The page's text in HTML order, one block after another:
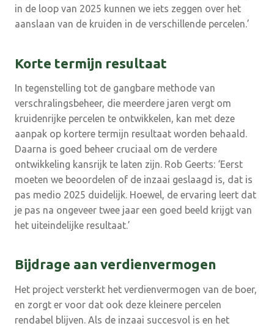
in de loop van 2025 kunnen we iets zeggen over het
aanslaan van de kruiden in de verschillende percelen.’
Korte termijn resultaat
In tegenstelling tot de gangbare methode van
verschralingsbeheer, die meerdere jaren vergt om
kruidenrijke percelen te ontwikkelen, kan met deze
aanpak op kortere termijn resultaat worden behaald.
Daarna is goed beheer cruciaal om de verdere
ontwikkeling kansrijk te laten zijn. Rob Geerts: ‘Eerst
moeten we beoordelen of de inzaai geslaagd is, dat is
pas medio 2025 duidelijk. Hoewel, de ervaring leert dat
je pas na ongeveer twee jaar een goed beeld krijgt van
het uiteindelijke resultaat.’
Bijdrage aan verdienvermogen
Het project versterkt het verdienvermogen van de boer,
en zorgt er voor dat ook deze kleinere percelen
rendabel blijven. Als de inzaai succesvol is en het